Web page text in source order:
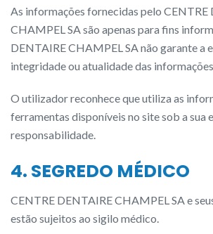
As informações fornecidas pelo CENTRE
CHAMPEL SA são apenas para fins
DENTAIRE CHAMPEL SA não garante a
integridade ou atualidade das
O utilizador reconhece que utiliza as
ferramentas disponíveis no site sob a sua
responsabilidade.
4. SEGREDO MÉDICO
CENTRE DENTAIRE CHAMPEL SA e
estão sujeitos ao sigilo médico.